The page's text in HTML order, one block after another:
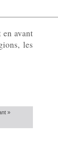
en avant
les
»